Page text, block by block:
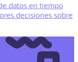
datos en tiempo
decisiones sobre